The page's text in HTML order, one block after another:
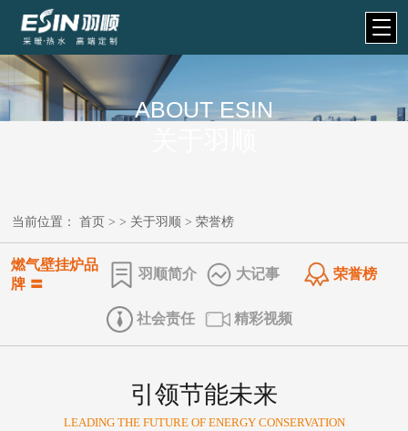
ABOUT ESIN
当前位置：首页 > > 关于羽顺 >荣誉榜
燃气壁挂炉品
牌 〓
羽顺简介 ​大记事 荣誉榜
社会责任 精彩视频
引领节能未来
LEADING THE FUTURE OF ENERGY CONSERVATION